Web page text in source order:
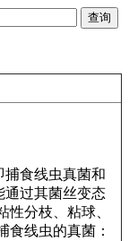
捕食线虫真菌和
通过其菌丝变态
性分枝、粘球、
食线虫的真菌：